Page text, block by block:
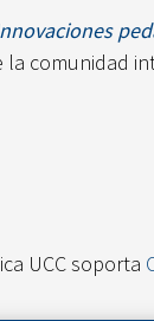
la comunidad
UCC soporta